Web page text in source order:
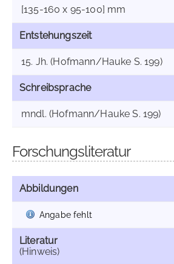
[135-160 x 95-100] mm
Entstehungszeit
15. Jh. (Hofmann/Hauke S. 199)
Schreibsprache
mndl. (Hofmann/Hauke S. 199)
Forschungsliteratur
Abbildungen
Angabe fehlt
Literatur
(Hinweis)